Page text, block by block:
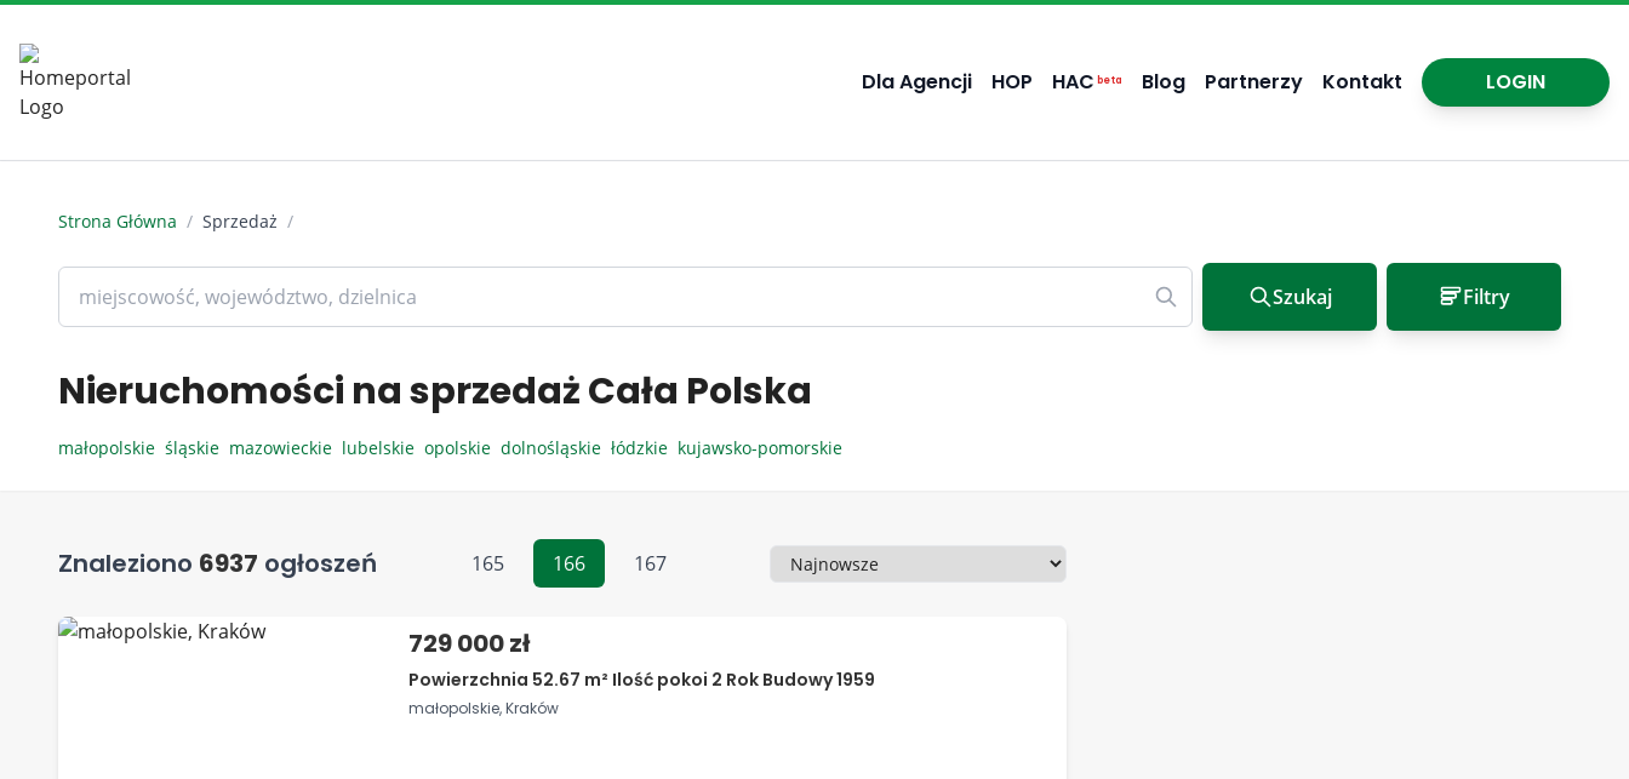
Dla Agencji HOP HAC beta Blog Partnerzy Kontakt LOGIN
Strona Główna / Sprzedaż /
Szukaj Filtry
Nieruchomości na sprzedaż Cała Polska
małopolskie śląskie mazowieckie lubelskie opolskie dolnośląskie łódzkie kujawsko-pomorskie
Znaleziono 6937 ogłoszeń 165 166 167 Sortowanie
729 000 zł
Powierzchnia 52.67 m² Ilość pokoi 2 Rok Budowy 1959
małopolskie, Kraków